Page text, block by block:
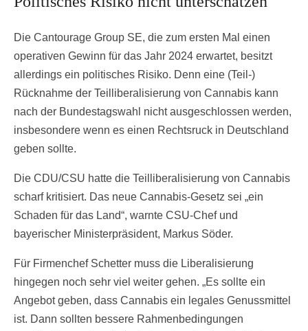
Die Cantourage Group SE, die zum ersten Mal einen
operativen Gewinn für das Jahr 2024 erwartet, besitzt
allerdings ein politisches Risiko. Denn eine (Teil-)
Rücknahme der Teilliberalisierung von Cannabis kann
nach der Bundestagswahl nicht ausgeschlossen werden,
insbesondere wenn es einen Rechtsruck in Deutschland
geben sollte.
Die CDU/CSU hatte die Teilliberalisierung von Cannabis
scharf kritisiert. Das neue Cannabis-Gesetz sei „ein
Schaden für das Land“, warnte CSU-Chef und
bayerischer Ministerpräsident, Markus Söder.
Für Firmenchef Schetter muss die Liberalisierung
hingegen noch sehr viel weiter gehen. „Es sollte ein
Angebot geben, dass Cannabis ein legales Genussmittel
ist. Dann sollten bessere Rahmenbedingungen